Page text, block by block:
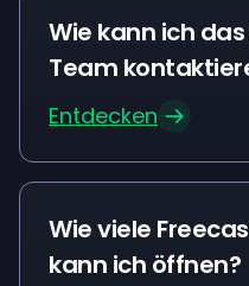
Wie kann ich
Team
Entdecken
Wie viele
kann ich öffnen?